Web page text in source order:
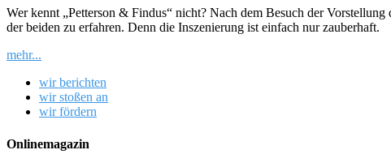
Wer kennt „Petterson & Findus“ nicht? Nach dem Besuch der
der beiden zu erfahren. Denn die Inszenierung ist einfach nur zauberhaft.
mehr...
wir berichten
wir stoßen an
wir fördern
Onlinemagazin